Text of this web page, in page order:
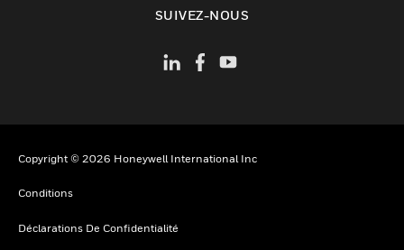
SUIVEZ-NOUS
Copyright © 2026 Honeywell International Inc
Conditions
Déclarations De Confidentialité